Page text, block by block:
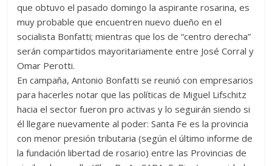
que obtuvo el pasado domingo la aspirante rosarina, es
muy probable que encuentren nuevo dueño en el
socialista Bonfatti; mientras que los de “centro derecha”
serán compartidos mayoritariamente entre José Corral y
Omar Perotti.
En campaña, Antonio Bonfatti se reunió con empresarios
para hacerles notar que las políticas de Miguel Lifschitz
hacia el sector fueron pro activas y lo seguirán siendo si
él llegare nuevamente al poder: Santa Fe es la provincia
con menor presión tributaria (según el último informe de
la fundación libertad de rosario) entre las Provincias de